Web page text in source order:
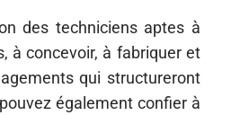
des techniciens aptes à
à concevoir, à fabriquer et
qui structureront
également confier à